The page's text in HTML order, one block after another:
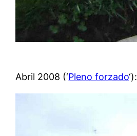
Abril 2008 (‘Pleno forzado‘):